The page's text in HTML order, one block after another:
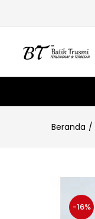
Beranda
-16%